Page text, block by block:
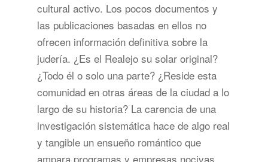
cultural activo. Los pocos documentos y
las publicaciones basadas en ellos no
ofrecen información definitiva sobre la
judería. ¿Es el Realejo su solar original?
¿Todo él o solo una parte? ¿Reside esta
comunidad en otras áreas de la ciudad a lo
largo de su historia? La carencia de una
investigación sistemática hace de algo real
y tangible un ensueño romántico que
ampara programas y empresas nocivas